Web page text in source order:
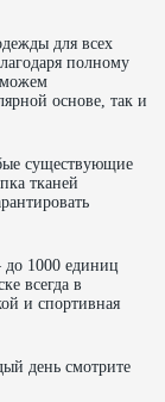
для всех
полному
можем
основе, так и
существующие
тканей
до 1000 единиц
всегда в
и спортивная
день смотрите